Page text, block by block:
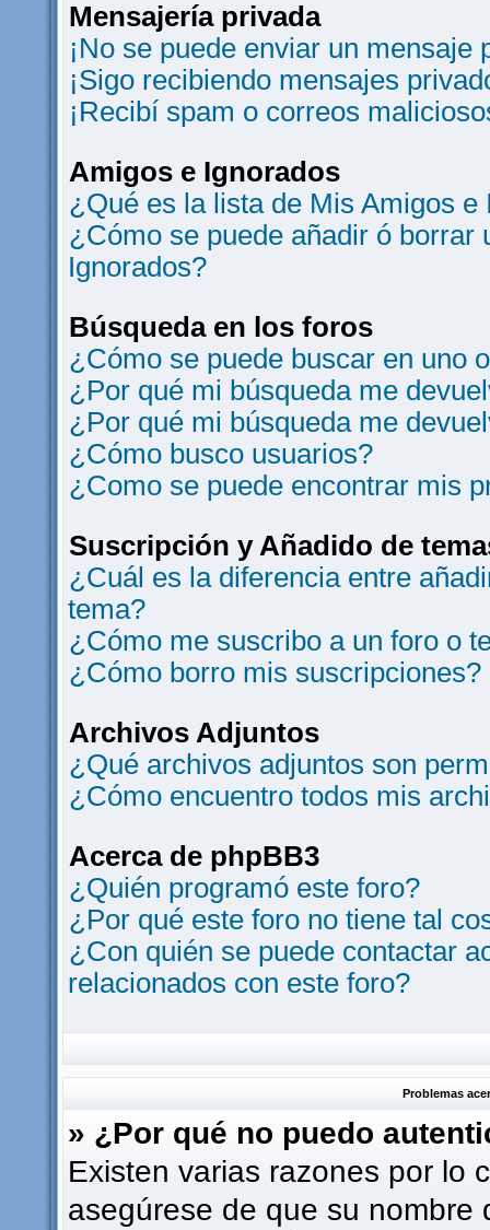
Mensajería privada
¡No se puede enviar un mensaje
¡Sigo recibiendo mensajes
¡Recibí spam o correos
Amigos e Ignorados
¿Qué es la lista de Mis Amigos e
¿Cómo se puede añadir ó borrar
Ignorados?
Búsqueda en los foros
¿Cómo se puede buscar en uno
¿Por qué mi búsqueda me
¿Por qué mi búsqueda me
¿Cómo busco usuarios?
¿Como se puede encontrar mis
Suscripción y Añadido de
¿Cuál es la diferencia entre
tema?
¿Cómo me suscribo a un foro o
¿Cómo borro mis suscripciones?
Archivos Adjuntos
¿Qué archivos adjuntos son
¿Cómo encuentro todos mis
Acerca de phpBB3
¿Quién programó este foro?
¿Por qué este foro no tiene tal
¿Con quién se puede contactar
relacionados con este foro?
Problemas
» ¿Por qué no puedo
Existen varias razones por lo
asegúrese de que su nombre